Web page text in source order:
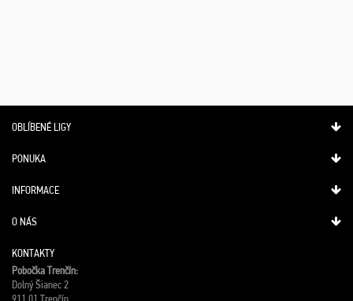
OBLÍBENÉ LIGY
PONUKA
INFORMACE
O NÁS
KONTAKTY
Pobočka Trenčín:
Dolný Šianec 2